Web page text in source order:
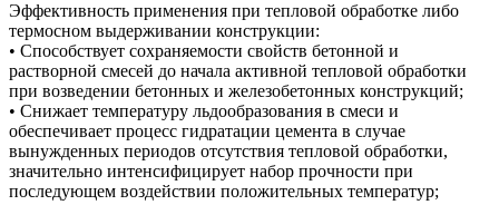
Эффективность применения при тепловой обработке либо
термосном выдерживании конструкции:
• Способствует сохраняемости свойств бетонной и
растворной смесей до начала активной тепловой обработки
при возведении бетонных и железобетонных конструкций;
• Снижает температуру льдообразования в смеси и
обеспечивает процесс гидратации цемента в случае
вынужденных периодов отсутствия тепловой обработки,
значительно интенсифицирует набор прочности при
последующем воздействии положительных температур;